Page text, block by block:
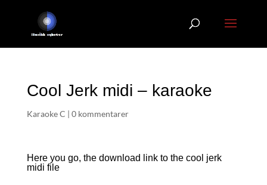
Cool Jerk midi – karaoke
Karaoke C | 0 kommentarer
Here you go, the download link to the cool jerk
midi file